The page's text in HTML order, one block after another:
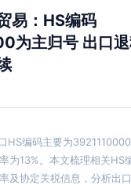
易：HS编码
为主归号 出口
HS编码主要为
为13%。本文梳理相关HS
及协定关税信息，分析出